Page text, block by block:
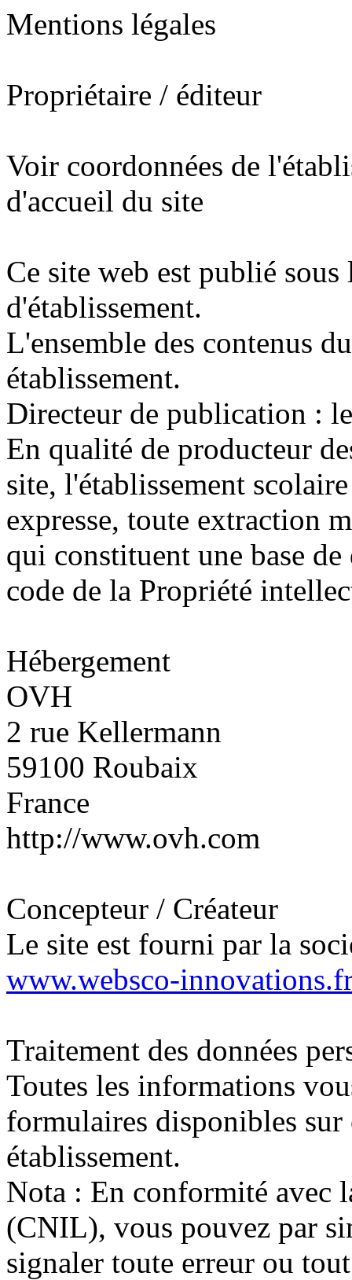
Mentions légales
Propriétaire / éditeur
Voir coordonnées de
d'accueil du site
Ce site web est publié
d'établissement.
L'ensemble des contenus
établissement.
Directeur de publication :
En qualité de producteur
site, l'établissement
expresse, toute extraction
qui constituent une base
code de la Propriété
Hébergement
OVH
2 rue Kellermann
59100 Roubaix
France
http://www.ovh.com
Concepteur / Créateur
Le site est fourni par la
www.websco-
Traitement des données
Toutes les informations
formulaires disponibles sur
établissement.
Nota : En conformité avec
(CNIL), vous pouvez par
signaler toute erreur ou